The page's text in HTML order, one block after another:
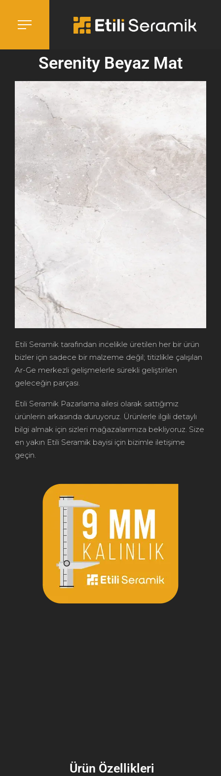
Serenity Beyaz Mat
Etili Seramik tarafından incelikle üretilen her bir ürün
bizler için sadece bir malzeme değil; titizlikle çalışılan
Ar-Ge merkezli gelişmelerle sürekli geliştirilen
geleceğin parçası.
Etili Seramik Pazarlama ailesi olarak sattığımız
ürünlerin arkasında duruyoruz. Ürünlerle ilgili detaylı
bilgi almak için sizleri mağazalarımıza bekliyoruz. Size
en yakın Etili Seramik bayisi için bizimle iletişime
geçin.
Ürün Özellikleri